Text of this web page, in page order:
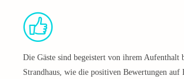
Die Gäste sind begeistert von ihrem Aufenthalt
Strandhaus, wie die positiven Bewertungen auf